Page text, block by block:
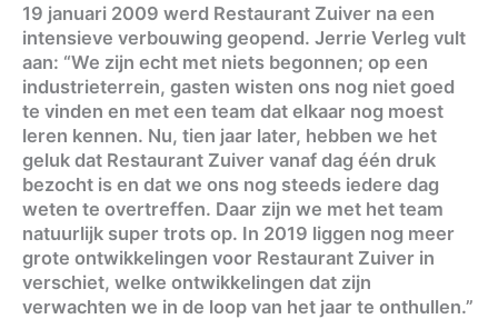
19 januari 2009 werd Restaurant Zuiver na een
intensieve verbouwing geopend. Jerrie Verleg vult
aan: “We zijn echt met niets begonnen; op een
industrieterrein, gasten wisten ons nog niet goed
te vinden en met een team dat elkaar nog moest
leren kennen. Nu, tien jaar later, hebben we het
geluk dat Restaurant Zuiver vanaf dag één druk
bezocht is en dat we ons nog steeds iedere dag
weten te overtreffen. Daar zijn we met het team
natuurlijk super trots op. In 2019 liggen nog meer
grote ontwikkelingen voor Restaurant Zuiver in
verschiet, welke ontwikkelingen dat zijn
verwachten we in de loop van het jaar te onthullen.”